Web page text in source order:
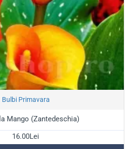
Bulbi Primavara
Mango (Zantedeschia)
16.00Lei